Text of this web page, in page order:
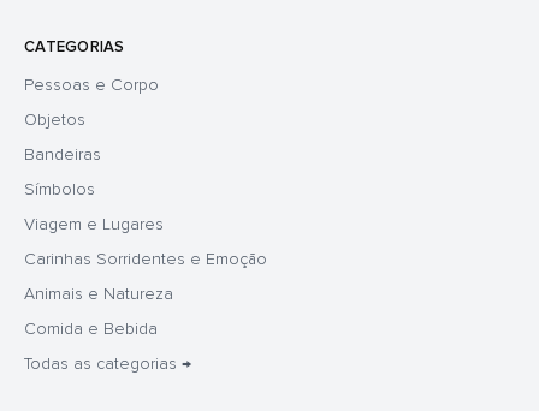
CATEGORIAS
Pessoas e Corpo
Objetos
Bandeiras
Símbolos
Viagem e Lugares
Carinhas Sorridentes e Emoção
Animais e Natureza
Comida e Bebida
Todas as categorias →